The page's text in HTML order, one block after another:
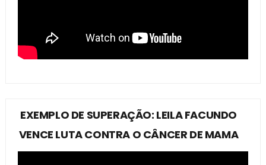
EXEMPLO DE SUPERAÇÃO: LEILA FACUNDO
VENCE LUTA CONTRA O CÂNCER DE MAMA